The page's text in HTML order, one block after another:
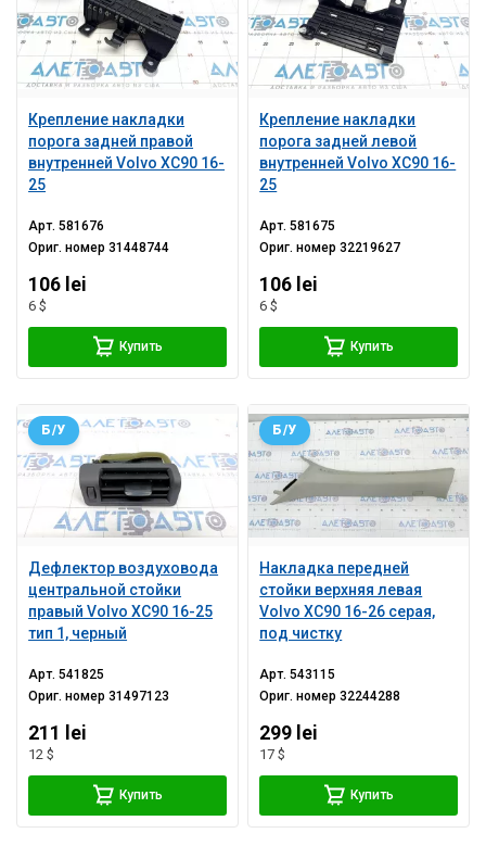
Крепление накладки
порога задней правой
внутренней Volvo XC90 16-
25
Арт.581676
Ориг. номер31448744
106 lei
6 $
Купить
Крепление накладки
порога задней левой
внутренней Volvo XC90 16-
25
Арт.581675
Ориг. номер32219627
106 lei
6 $
Купить
Дефлектор воздуховода
центральной стойки
правый Volvo XC90 16-25
тип 1, черный
Б/У
Арт.541825
Ориг. номер31497123
211 lei
12 $
Купить
Накладка передней
стойки верхняя левая
Volvo XC90 16-26 серая,
под чистку
Б/У
Арт.543115
Ориг. номер32244288
299 lei
17 $
Купить